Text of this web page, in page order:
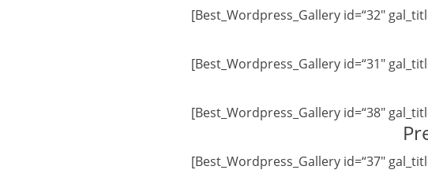
[Best_Wordpress_Gallery id=“32″
[Best_Wordpress_Gallery id=“31″
[Best_Wordpress_Gallery id=“38″
[Best_Wordpress_Gallery id=“37″